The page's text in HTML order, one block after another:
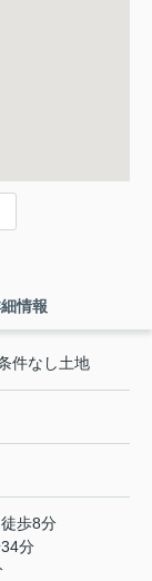
情報
件なし土地
徒歩8分
34分